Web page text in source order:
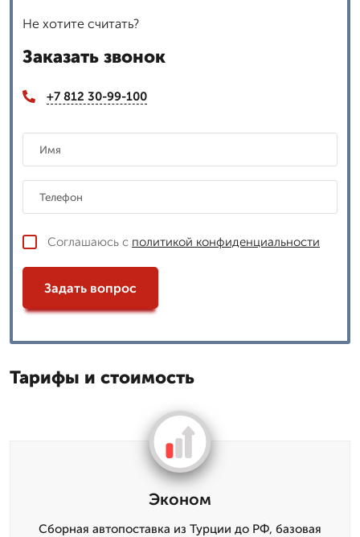
Не хотите считать?
Заказать звонок
+7 812 30-99-100
Соглашаюсь с политикой конфиденциальности
Задать вопрос
Тарифы и стоимость
Эконом
Сборная автопоставка из Турции до РФ, базовая